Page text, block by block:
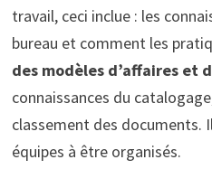
travail, ceci inclue : les
bureau et comment les
des modèles d’affaires et
connaissances du
classement des documents.
équipes à être organisés.